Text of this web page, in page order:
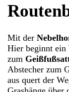
Mit der
Hier beginnt ein
zum
Abstecher zum
aus quert der